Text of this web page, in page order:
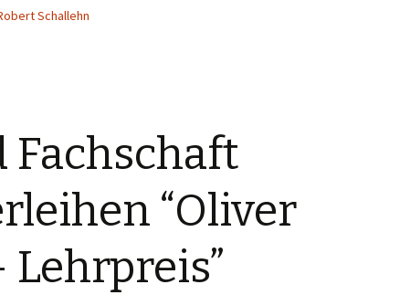
Schallehn
Fachschaft
“Oliver
Lehrpreis”